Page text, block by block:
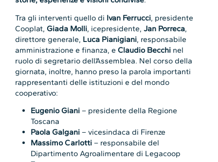
Tra gli interventi quello di Ivan Ferrucci, presidente
Cooplat,Giada Molli, icepresidente,Jan Porreca,
direttore generale, Luca Pianigiani, responsabile
amministrazione e finanza, eClaudio Becchi nel
ruolo di segretario dell’Assemblea. Nel corso della
giornata, inoltre, hanno preso la parola importanti
rappresentanti delle istituzioni e del mondo
cooperativo:
Eugenio Giani – presidente della Regione
Toscana
Paola Galgani – vicesindaca di Firenze
Massimo Carlotti – responsabile del
Dipartimento Agroalimentare di Legacoop